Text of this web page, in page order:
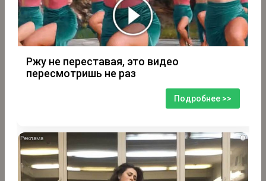
Ржу не переставая, это видео
пересмотришь не раз
Подробнее >>
i